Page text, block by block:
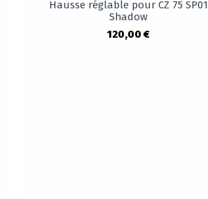
Hausse réglable pour CZ 75 SP01
Shadow
120,00 €